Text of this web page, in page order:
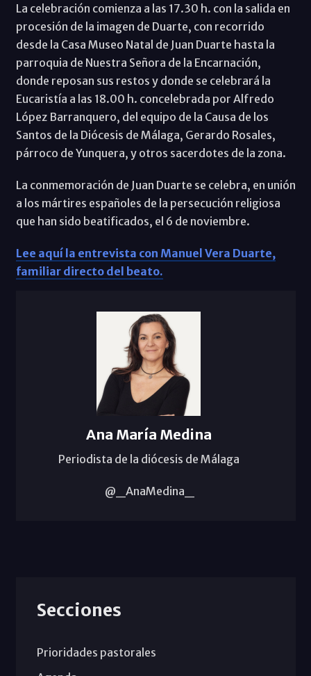
La celebración comienza a las 17.30 h. con la salida en
procesión de la imagen de Duarte, con recorrido
desde la Casa Museo Natal de Juan Duarte hasta la
parroquia de Nuestra Señora de la Encarnación,
donde reposan sus restos y donde se celebrará la
Eucaristía a las 18.00 h. concelebrada por Alfredo
López Barranquero, del equipo de la Causa de los
Santos de la Diócesis de Málaga, Gerardo Rosales,
párroco de Yunquera, y otros sacerdotes de la zona.
La conmemoración de Juan Duarte se celebra, en unión
a los mártires españoles de la persecución religiosa
que han sido beatificados, el 6 de noviembre.
Lee aquí la entrevista con Manuel Vera Duarte,
familiar directo del beato.
Ana María Medina
Periodista de la diócesis de Málaga
@_AnaMedina_
Secciones
Prioridades pastorales